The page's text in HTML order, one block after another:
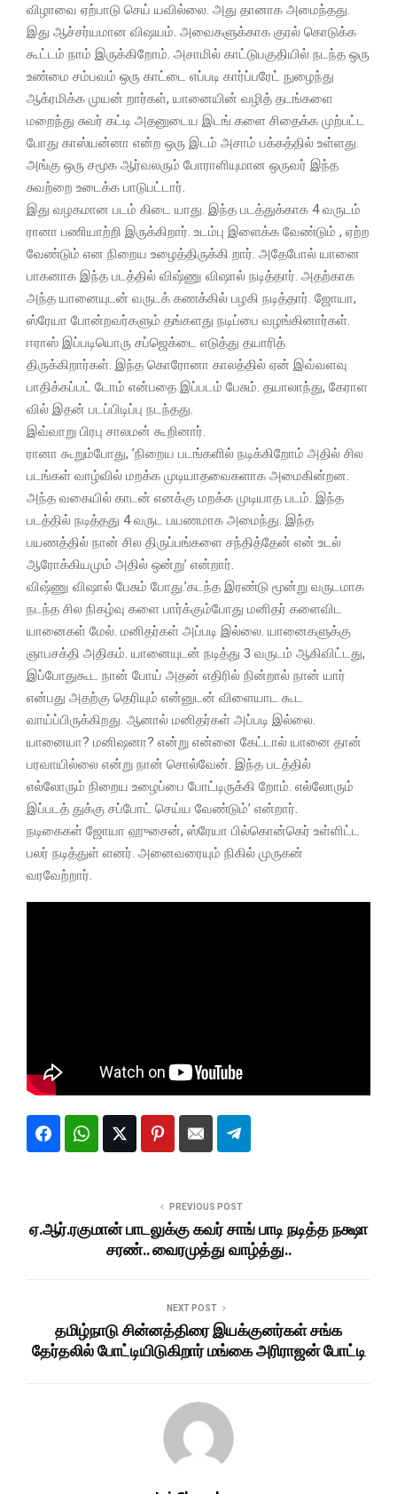
விழாவை ஏற்பாடு செய் யவில்லை. அது தானாக அமைந்தது.
இது ஆச்சர்யமான விஷயம். அவைகளுக்காக குரல் கொடுக்க
கூட்டம் நாம் இருக்கிறோம். அசாமில் காட்டுபகுதியில் நடந்த ஒரு
உண்மை சம்பவம் ஒரு காட்டை எப்படி கார்ப்பரேட் நுழைந்து
ஆக்ரமிக்க முயன் றார்கள், யானையின் வழித் தடங்களை
மறைந்து சுவர் கட்டி அதனுடைய இடங் களை சிதைக்க முற்பட்ட
போது காஸ்யன்னா என்ற ஒரு இடம் அசாம் பக்கத்தில் உள்ளது.
அங்கு ஒரு சமூக ஆர்வலரும் போராளியுமான ஒருவர் இந்த
சுவற்றை உடைக்க பாடுபட்டார்.
இது வழகமான படம் கிடை யாது. இந்த படத்துக்காக 4 வருடம்
ரானா பணியாற்றி இருக்கிறார். உடம்பு இளைக்க வேண்டும் , ஏற்ற
வேண்டும் என நிறைய உழைத்திருக்கி றார். அதேபோல் யானை
பாகனாக இந்த படத்தில் விஷ்ணு விஷால் நடித்தார். அதற்காக
அந்த யானையுடன் வருடக் கணக்கில் பழகி நடித்தார். ஜோயா,
ஸ்ரேயா போன்றவர்களும் தங்களது நடிப்பை வழங்கினார்கள்.
ஈராஸ் இப்படியொரு சப்ஜெக்டை எடுத்து தயாரித்
திருக்கிறார்கள். இந்த கொரோனா காலத்தில் ஏன் இவ்வளவு
பாதிக்கப்பட் டோம் என்பதை இப்படம் பேசும். தயாலாந்து, கேராள
வில் இதன் படப்பிடிப்பு நடந்தது.
இவ்வாறு பிரபு சாலமன் கூறினார்.
ரானா கூறும்போது, ’நிறைய படங்களில் நடிக்கிறோம் அதில் சில
படங்கள் வாழ்வில் மறக்க முடியாதவைகளாக அமைகின்றன.
அந்த வகையில் காடன் எனக்கு மறக்க முடியாத படம். இந்த
படத்தில் நடித்தது 4 வருட பயணமாக அமைந்து. இந்த
பயணத்தில் நான் சில திருப்பங்களை சந்தித்தேன் என் உடல்
ஆரோக்கியமும் அதில் ஒன்று’ என்றார்.
விஷ்ணு விஷால் பேசும் போது.’கடந்த இரண்டு மூன்று வருடமாக
நடந்த சில நிகழ்வு களை பார்க்கும்போது மனிதர் களைவிட
யானைகள் மேல். மனிதர்கள் அப்படி இல்லை. யானைகளுக்கு
ஞாபசக்தி அதிகம். யானையுடன் நடித்து 3 வருடம் ஆகிவிட்டது,
இப்போதுகூட நான் போய் அதன் எதிரில் நின்றால் நான் யார்
என்பது அதற்கு தெரியும் என்னுடன் விளையாட கூட
வாய்ப்பிருக்கிறது. ஆனால் மனிதர்கள் அப்படி இல்லை.
யானையா? மனிஷனா? என்று என்னை கேட்டால் யானை தான்
பரவாயில்லை என்று நான் சொல்வேன். இந்த படத்தில்
எல்லோரும் நிறைய உழைப்பை போட்டிருக்கி றோம். எல்லோரும்
இப்படத் துக்கு சப்போட் செய்ய வேண்டும்’ என்றார்.
நடிகைகள் ஜோயா ஹுசைன், ஸ்ரேயா பில்கொன்கெர் உள்ளிட்ட
பலர் நடித்துள் ளனர். அனைவரையும் நிகில் முருகன்
வரவேற்றார்.
PREVIOUS POST
ஏ.ஆர்.ரகுமான் பாடலுக்கு கவர் சாங் பாடி நடித்த நக்ஷா
சரண்.. வைரமுத்து வாழ்த்து..
NEXT POST
தமிழ்நாடு சின்னத்திரை இயக்குனர்கள் சங்க
தேர்தலில் போட்டியிடுகிறார் மங்கை அரிராஜன் போட்டி